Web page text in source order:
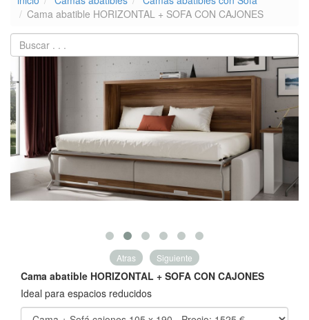
Cama abatible HORIZONTAL + SOFA CON CAJONES
Atras Siguiente
Cama abatible HORIZONTAL + SOFA CON CAJONES
Ideal para espacios reducidos